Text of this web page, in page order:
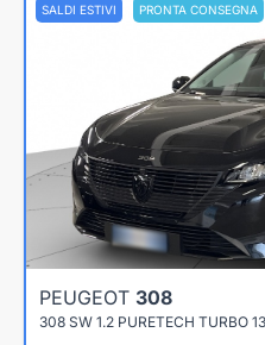
SALDI ESTIVI PRONTA CONSEGNA
PEUGEOT 308
308 SW 1.2 PURETECH TURBO